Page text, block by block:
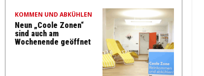
KOMMEN UND ABKÜHLEN
Neun „Coole Zonen“
sind auch am
Wochenende geöffnet